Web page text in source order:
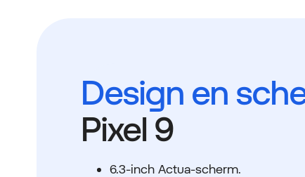
Design en
Pixel 9
6.3-inch Actua-scherm.